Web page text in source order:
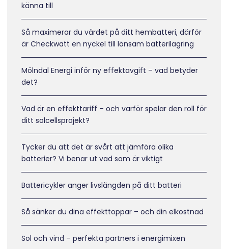
känna till
Så maximerar du värdet på ditt hembatteri, därför
är Checkwatt en nyckel till lönsam batterilagring
Mölndal Energi inför ny effektavgift – vad betyder
det?
Vad är en effekttariff – och varför spelar den roll för
ditt solcellsprojekt?
Tycker du att det är svårt att jämföra olika
batterier? Vi benar ut vad som är viktigt
Battericykler anger livslängden på ditt batteri
Så sänker du dina effekttoppar – och din elkostnad
Sol och vind – perfekta partners i energimixen